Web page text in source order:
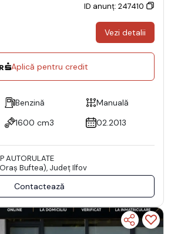
ID anunț: 247410
Vezi detalii
Aplică pentru credit
Benzină
Manuală
1600 cm3 02.2013
AUTORULATE
Buftea), Județ Ilfov
Contactează